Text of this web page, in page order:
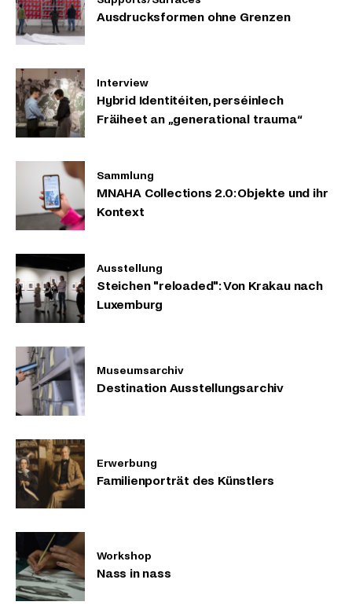
Ausdrucksformen ohne Grenzen
Hybrid Identitéiten, perséinlech
Fräiheet an „generational trauma“
Interview
MNAHA Collections 2.0: Objekte und ihr
Kontext
Sammlung
Steichen "reloaded": Von Krakau nach
Luxemburg
Ausstellung
Destination Ausstellungsarchiv
Museumsarchiv
Familienporträt des Künstlers
Erwerbung
Nass in nass
Workshop